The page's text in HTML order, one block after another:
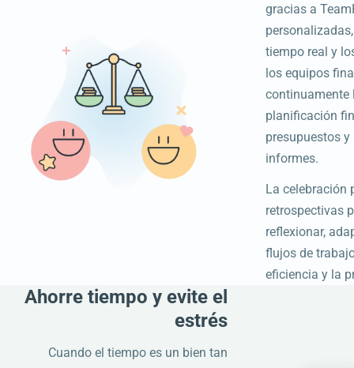
gracias a
tiempo real y
los equipos
continuamente
planificación
presupuestos
informes.
La celebración
retrospectivas
reflexionar,
flujos de
eficiencia y la
Ahorre tiempo y evite el
estrés
Cuando el tiempo es un bien tan